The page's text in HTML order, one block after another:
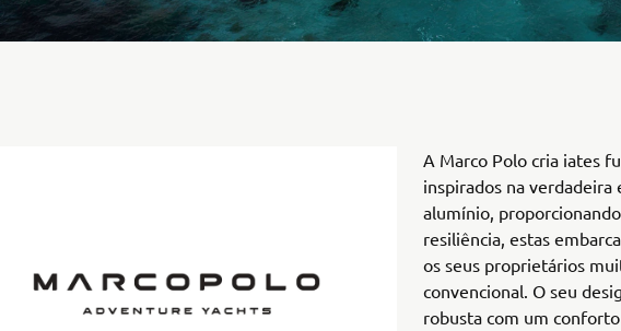
A Marco Polo cria iates
inspirados na verdadeira
alumínio,
resiliência, estas
os seus proprietários
convencional. O seu
robusta com um